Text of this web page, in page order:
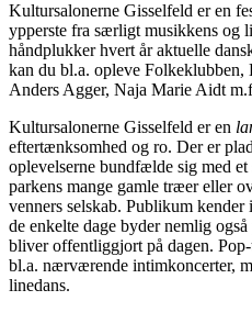
Kultursalonerne Gisselfeld er en
ypperste fra særligt musikkens og
håndplukker hvert år aktuelle
kan du bl.a. opleve
Anders Agger, Naja Marie Aidt
Kultursalonerne Gisselfeld er en
eftertænksomhed og ro. Der er
oplevelserne bundfælde sig med
parkens mange gamle træer eller
venners selskab. Publikum
de enkelte dage byder nemlig
bliver offentliggjort på dagen.
bl.a. nærværende intimkoncerter,
linedans.